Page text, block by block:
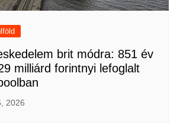
brit módra: 851 év
milliárd forintnyi lefoglalt
2026